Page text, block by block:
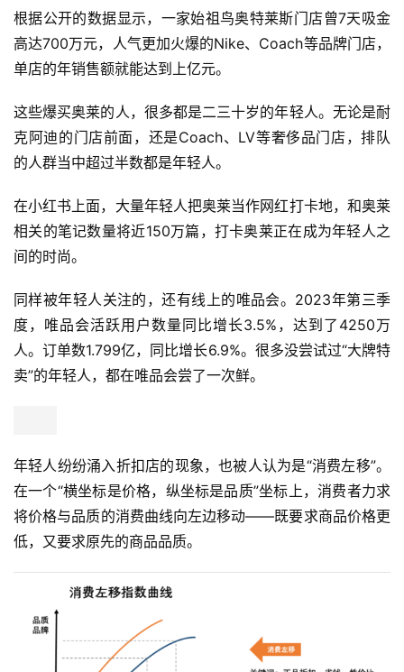
根据公开的数据显示，一家始祖鸟奥特莱斯门店曾7天吸金
高达700万元，人气更加火爆的Nike、Coach等品牌门店，
单店的年销售额就能达到上亿元。
这些爆买奥莱的人，很多都是二三十岁的年轻人。无论是耐
克阿迪的门店前面，还是Coach、LV等奢侈品门店，排队
的人群当中超过半数都是年轻人。
在小红书上面，大量年轻人把奥莱当作网红打卡地，和奥莱
相关的笔记数量将近150万篇，打卡奥莱正在成为年轻人之
间的时尚。
同样被年轻人关注的，还有线上的唯品会。2023年第三季
度，唯品会活跃用户数量同比增长3.5%，达到了4250万
人。订单数1.799亿，同比增长6.9%。很多没尝试过“大牌特
卖”的年轻人，都在唯品会尝了一次鲜。
年轻人纷纷涌入折扣店的现象，也被人认为是“消费左移”。
在一个“横坐标是价格，纵坐标是品质”坐标上，消费者力求
将价格与品质的消费曲线向左边移动——既要求商品价格更
低，又要求原先的商品品质。